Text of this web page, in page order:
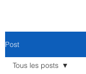
Post
Tous les posts